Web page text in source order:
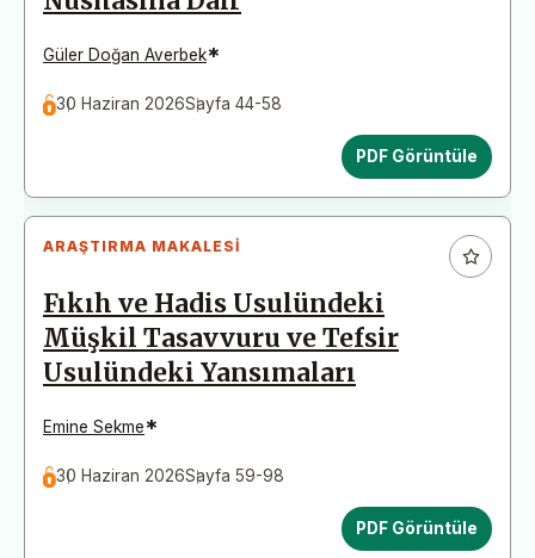
Güler Doğan Averbek*
30 Haziran 2026Sayfa 44-58
PDF Görüntüle
ARAŞTIRMA MAKALESI
Fıkıh ve Hadis Usulündeki
Müşkil Tasavvuru ve Tefsir
Usulündeki Yansımaları
Emine Sekme*
30 Haziran 2026Sayfa 59-98
PDF Görüntüle